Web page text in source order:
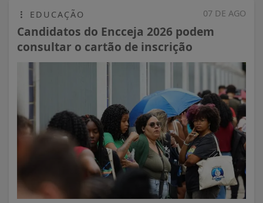
07 DE AGO
EDUCAÇÃO
Candidatos do Encceja 2026 podem
consultar o cartão de inscrição